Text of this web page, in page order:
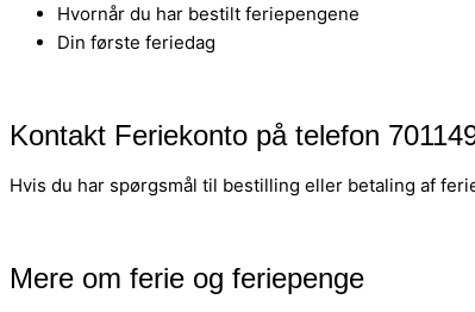
Hvornår du har bestilt feriepengene
Din første feriedag
Kontakt Feriekonto på telefon
Hvis du har spørgsmål til bestilling eller betaling af
Mere om ferie og feriepenge